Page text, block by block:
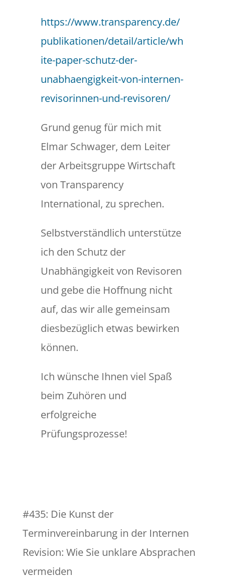
https://www.transparency.de/
publikationen/detail/article/wh
ite-paper-schutz-der-
unabhaengigkeit-von-internen-
revisorinnen-und-revisoren/
Grund genug für mich mit
Elmar Schwager, dem Leiter
der Arbeitsgruppe Wirtschaft
von Transparency
International, zu sprechen.
Selbstverständlich unterstütze
ich den Schutz der
Unabhängigkeit von Revisoren
und gebe die Hoffnung nicht
auf, das wir alle gemeinsam
diesbezüglich etwas bewirken
können.
Ich wünsche Ihnen viel Spaß
beim Zuhören und
erfolgreiche
Prüfungsprozesse!
#435: Die Kunst der
Terminvereinbarung in der Internen
Revision: Wie Sie unklare Absprachen
vermeiden